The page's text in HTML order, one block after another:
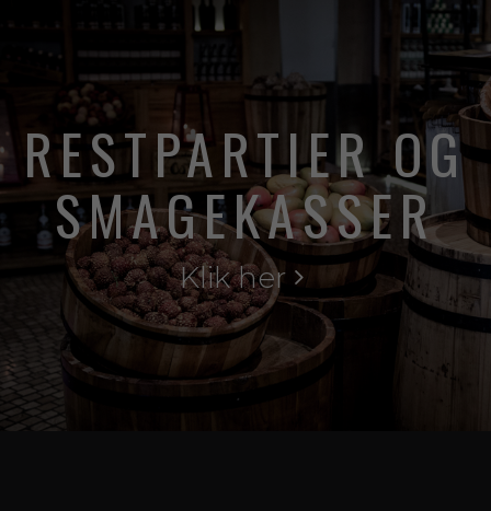
RESTPARTIER OG
SMAGEKASSER
Klik her